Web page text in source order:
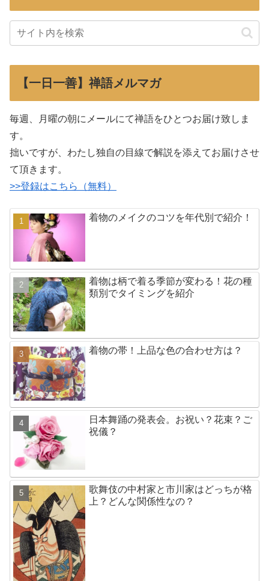
【一日一善】禅語メルマガ
毎週、月曜の朝にメールにて禅語をひとつお届け致しま
す。
拙いですが、わたし独自の目線で解説を添えてお届けさせ
て頂きます。
>>登録はこちら（無料）
着物のメイクのコツを年代別で紹介！
着物は柄で着る季節が変わる！花の種
類別でタイミングを紹介
着物の帯！上品な色の合わせ方は？
日本舞踊の発表会。お祝い？花束？ご
祝儀？
歌舞伎の中村家と市川家はどっちが格
上？どんな関係性なの？